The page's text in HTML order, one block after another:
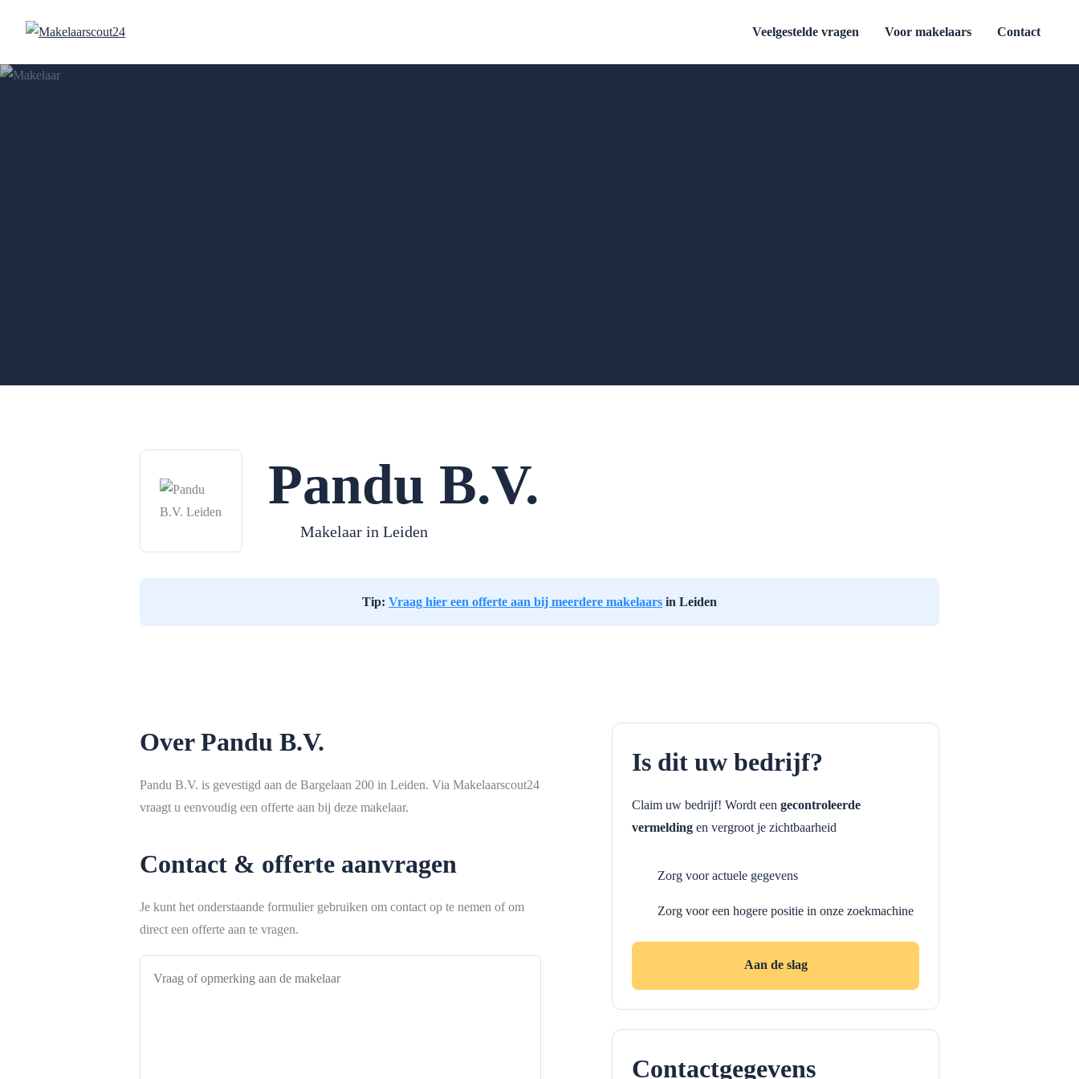
Veelgestelde vragen Voor makelaars Contact
Pandu B.V.
Makelaar in Leiden
Tip: Vraag hier een offerte aan bij meerdere makelaars in Leiden
Over Pandu B.V.
Pandu B.V. is gevestigd aan de Bargelaan 200 in Leiden. Via Makelaarscout24
vraagt u eenvoudig een offerte aan bij deze makelaar.
Contact & offerte aanvragen
Je kunt het onderstaande formulier gebruiken om contact op te nemen of om
direct een offerte aan te vragen.
Is dit uw bedrijf?
Claim uw bedrijf! Wordt een gecontroleerde
vermelding en vergroot je zichtbaarheid
Zorg voor actuele gegevens
Zorg voor een hogere positie in onze zoekmachine
Aan de slag
Contactgegevens